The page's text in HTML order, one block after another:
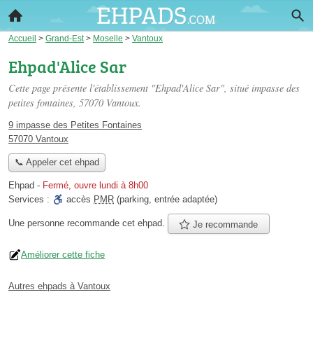
Accueil > Grand-Est> Moselle > Vantoux
Ehpad'Alice Sar
Cette page présente l'établissement "Ehpad'Alice Sar", situé impasse des
petites fontaines, 57070 Vantoux.
9 impasse des Petites Fontaines
57070 Vantoux
📞 Appeler cet ehpad
Ehpad - Fermé, ouvre lundi à 8h00
Services :
accès PMR (parking, entrée adaptée)
Une personne recommande cet ehpad. Je recommande
Améliorer cette fiche
Autres ehpads à Vantoux